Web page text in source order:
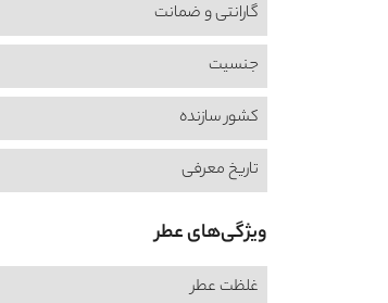
گارانتی و ضمانت
جنسیت
کشور سازنده
تاریخ معرفی
ویژگی‌های عطر
غلظت عطر